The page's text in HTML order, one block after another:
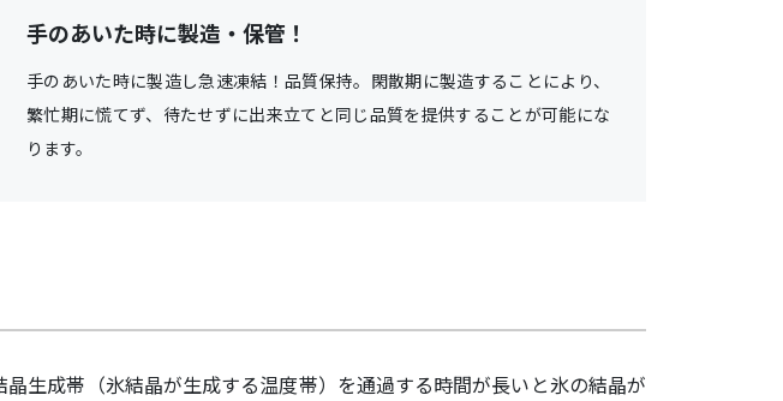
手のあいた時に製造・保管！
手のあいた時に製造し急速凍結！品質保持。閑散期に製造することにより、
繁忙期に慌てず、待たせずに出来立てと同じ品質を提供することが可能にな
ります。
生成帯（氷結晶が生成する温度帯）を通過する時間が長いと氷の結晶が